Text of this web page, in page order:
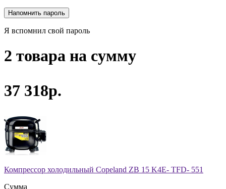
Я вспомнил свой пароль
2 товара на сумму
37 318р.
Компрессор холодильный Copeland ZB 15 K4E- TFD- 551
Сумма